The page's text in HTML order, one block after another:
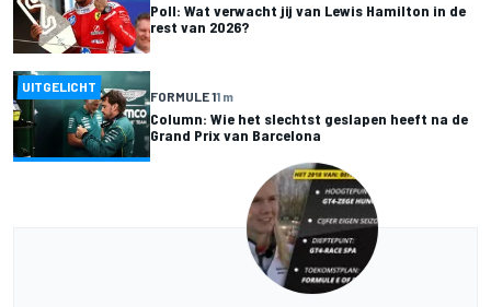
Poll: Wat verwacht jij van Lewis Hamilton in de
rest van 2026?
UITGELICHT
FORMULE 11 m
Column: Wie het slechtst geslapen heeft na de
Grand Prix van Barcelona